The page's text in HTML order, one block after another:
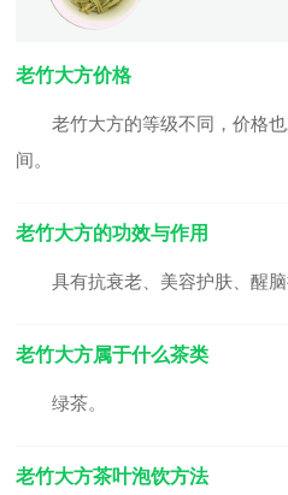
老竹大方价格
老竹大方的等级不同，价格也
间。
老竹大方的功效与作用
具有抗衰老、美容护肤、醒脑
老竹大方属于什么茶类
绿茶。
老竹大方茶叶泡饮方法